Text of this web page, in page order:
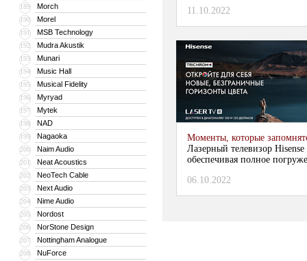
189 Morch
190 Morel
191 MSB Technology
192 Mudra Akustik
193 Munari
194 Music Hall
195 Musical Fidelity
196 Myryad
197 Mytek
198 NAD
199 Nagaoka
200 Naim Audio
201 Neat Acoustics
202 NeoTech Cable
203 Next Audio
204 Nime Audio
205 Nordost
206 NorStone Design
207 Nottingham Analogue
208 NuForce
11.10.2022
Моменты, которые
Лазерный телевизор
обеспечивая полное
06.10.2022